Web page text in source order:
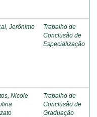
Jerônimo
Trabalho de
Conclusão de
Especialização
Nicole
Trabalho de
Conclusão de
Graduação